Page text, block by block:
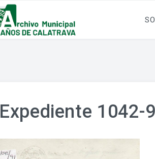
Expediente